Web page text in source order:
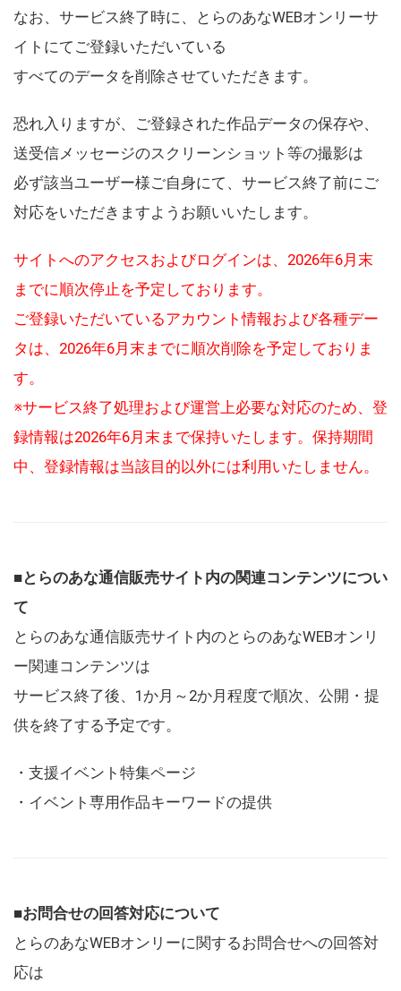
なお、サービス終了時に、とらのあなWEBオンリーサ
イトにてご登録いただいている
すべてのデータを削除させていただきます。
恐れ入りますが、ご登録された作品データの保存や、
送受信メッセージのスクリーンショット等の撮影は
必ず該当ユーザー様ご自身にて、サービス終了前にご
対応をいただきますようお願いいたします。
サイトへのアクセスおよびログインは、2026年6月末
までに順次停止を予定しております。
ご登録いただいているアカウント情報および各種デー
タは、2026年6月末までに順次削除を予定しておりま
す。
※サービス終了処理および運営上必要な対応のため、登
録情報は2026年6月末まで保持いたします。保持期間
中、登録情報は当該目的以外には利用いたしません。
■とらのあな通信販売サイト内の関連コンテンツについ
て
とらのあな通信販売サイト内のとらのあなWEBオンリ
ー関連コンテンツは
サービス終了後、1か月～2か月程度で順次、公開・提
供を終了する予定です。
・支援イベント特集ページ
・イベント専用作品キーワードの提供
■お問合せの回答対応について
とらのあなWEBオンリーに関するお問合せへの回答対
応は